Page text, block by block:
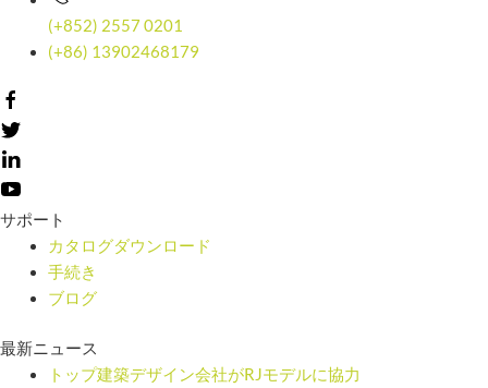
(+852) 2557 0201
(+86) 13902468179
サポート
カタログダウンロード
手続き
ブログ
最新ニュース
トップ建築デザイン会社がRJモデルに協力